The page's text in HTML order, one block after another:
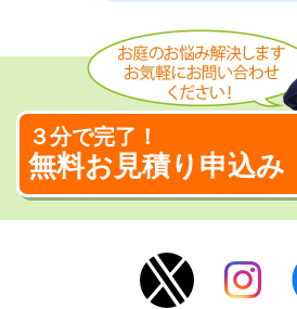
３分で完了！
無料お見積り申込み